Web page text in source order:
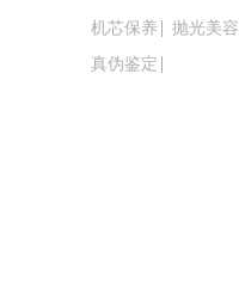
机芯保养 抛光美容
真伪鉴定